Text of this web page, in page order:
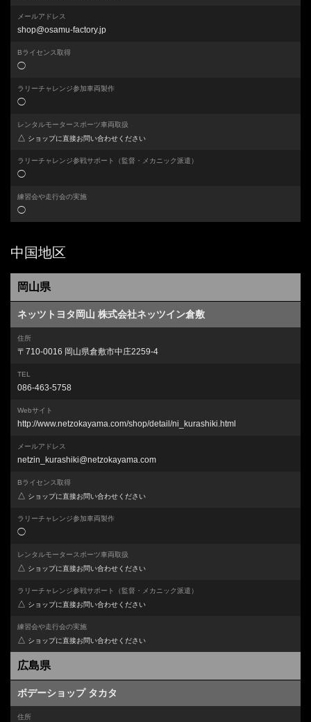
メールアドレス
shop@osamu-factory.jp
Bライセンス取得
◯
ラリーチャレンジ参加車両製作
◯
レンタルモータースポーツ車両取扱
△ ショップに直接お問い合わせください
ラリーチャレンジ参戦サポート （監督・メカニック派遣）
◯
練習会や走行会の実施
◯
中国地区
岡山県
ネッツトヨタ岡山 株式会社ネッツイン倉敷
住所
〒710-0016 岡山県倉敷市中庄2259-4
TEL
086-463-5758
Webサイト
http://www.netzokayama.com/shop/detail/ni_kurashiki.html
メールアドレス
netzin_kurashiki@netzokayama.com
Bライセンス取得
△ ショップに直接お問い合わせください
ラリーチャレンジ参加車両製作
◯
レンタルモータースポーツ車両取扱
△ ショップに直接お問い合わせください
ラリーチャレンジ参戦サポート （監督・メカニック派遣）
△ ショップに直接お問い合わせください
練習会や走行会の実施
△ ショップに直接お問い合わせください
広島県
ボデーショップ タカタ
住所